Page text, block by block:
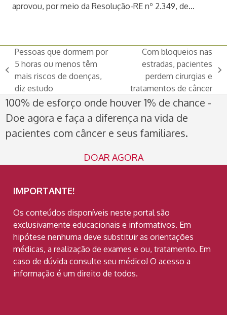
aprovou, por meio da Resolução-RE nº 2.349, de…
previous
post:
Pessoas que dormem por
5 horas ou menos têm
mais riscos de doenças,
diz estudo
post:
Com bloqueios nas
estradas, pacientes
perdem cirurgias e
tratamentos de câncer
100% de esforço onde houver 1% de chance -
Doe agora e faça a diferença na vida de
pacientes com câncer e seus familiares.
DOAR AGORA
IMPORTANTE!
Os conteúdos disponíveis neste portal são
exclusivamente educacionais e informativos. Em
hipótese nenhuma deve substituir as orientações
médicas, a realização de exames e ou, tratamento. Em
caso de dúvida consulte seu médico! O acesso a
informação é um direito de todos.